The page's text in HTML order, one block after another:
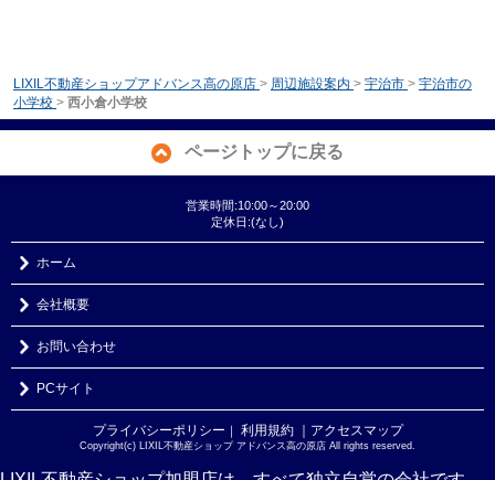
LIXIL不動産ショップアドバンス高の原店 > 周辺施設案内 > 宇治市 > 宇治市の
小学校 > 西小倉小学校
ページトップに戻る
営業時間:10:00～20:00
定休日:(なし)
ホーム
会社概要
お問い合わせ
PCサイト
プライバシーポリシー ｜ 利用規約 ｜アクセスマップ
Copyright(c) LIXIL不動産ショップ アドバンス高の原店 All rights reserved.